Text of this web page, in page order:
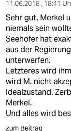
11.06.2018 , 18:41
Sehr gut, Merkel
niemals sein
Seehofer hat
aus der
unterwerfen.
Letzteres wird
wird M. nicht
Idealzustand.
Merkel.
Und alles wird
zum Beitrag